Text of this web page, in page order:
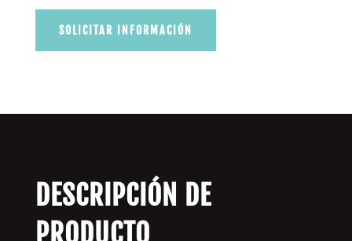
SOLICITAR INFORMACIÓN
DESCRIPCIÓN DE
PRODUCTO